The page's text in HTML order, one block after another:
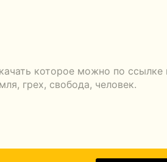
которое можно по
грех, свобода, человек.